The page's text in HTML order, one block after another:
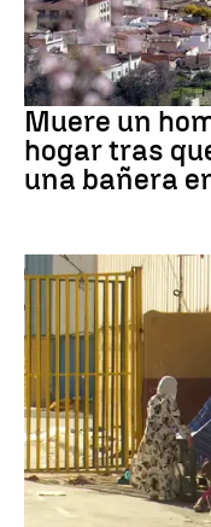
andalucía
Muere un
hogar tras
una bañera
Ceuta